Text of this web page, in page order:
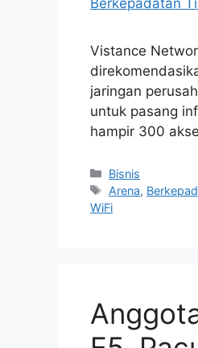
Vistance
jaringan
untuk pasang
hampir 300
Kategori
Bisnis
Tag
Arena,
WiFi